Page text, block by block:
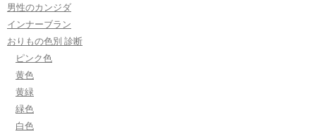
男性のカンジダ
インナーブラン
おりもの色別 診断
ピンク色
黄色
黄緑
緑色
白色